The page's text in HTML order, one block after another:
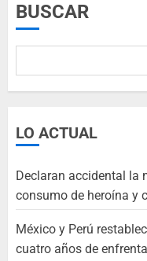
BUSCAR
LO ACTUAL
Declaran accidental la
consumo de heroína y
México y Perú
cuatro años de